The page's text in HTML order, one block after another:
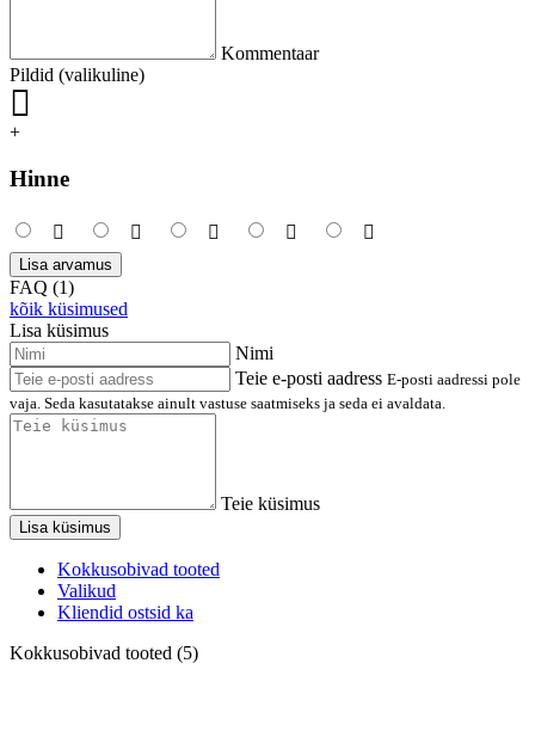
Kommentaar
Pildid (valikuline)
+
Hinne
Lisa arvamus
FAQ (1)
kõik küsimused
Lisa küsimus
Nimi
Teie e-posti aadress E-posti aadressi pole
vaja. Seda kasutatakse ainult vastuse saatmiseks ja seda ei avaldata.
Teie küsimus
Lisa küsimus
Kokkusobivad tooted
Valikud
Kliendid ostsid ka
Kokkusobivad tooted (5)